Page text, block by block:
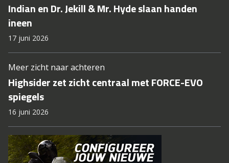
Indian en Dr. Jekill & Mr. Hyde slaan handen
ineen
17 juni 2026
Meer zicht naar achteren
Highsider zet zicht centraal met FORCE-EVO
spiegels
16 juni 2026